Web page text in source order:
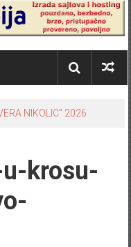
NIKOLIC“ 2026
krosu-